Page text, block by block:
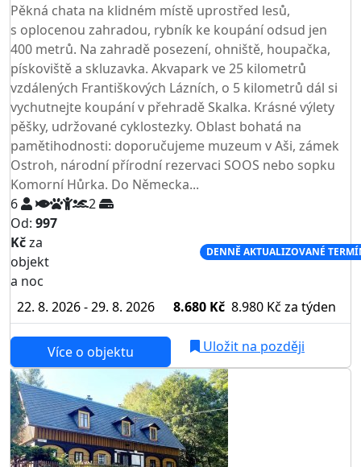
Pěkná chata na klidném místě uprostřed lesů,
s oplocenou zahradou, rybník ke koupání odsud jen
400 metrů. Na zahradě posezení, ohniště, houpačka,
pískoviště a skluzavka. Akvapark ve 25 kilometrů
vzdálených Františkových Lázních, o 5 kilometrů dál si
vychutnejte koupání v přehradě Skalka. Krásné výlety
pěšky, udržované cyklostezky. Oblast bohatá na
pamětihodnosti: doporučujeme muzeum v Aši, zámek
Ostroh, národní přírodní rezervaci SOOS nebo sopku
Komorní Hůrka. Do Německa...
6
2
Od: 997
Kčza
objekt
a noc
DENNĚ AKTUALIZOVANÉ
22. 8. 2026 - 29. 8. 2026 8.680 Kč 8.980 Kč za týden
Více o objektu Uložit na později